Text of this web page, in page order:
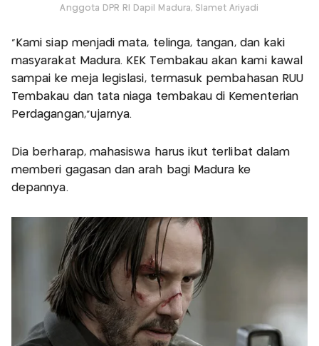
Anggota DPR RI Dapil Madura, Slamet Ariyadi
“Kami siap menjadi mata, telinga, tangan, dan kaki
masyarakat Madura. KEK Tembakau akan kami kawal
sampai ke meja legislasi, termasuk pembahasan RUU
Tembakau dan tata niaga tembakau di Kementerian
Perdagangan,”ujarnya.
Dia berharap, mahasiswa harus ikut terlibat dalam
memberi gagasan dan arah bagi Madura ke
depannya.